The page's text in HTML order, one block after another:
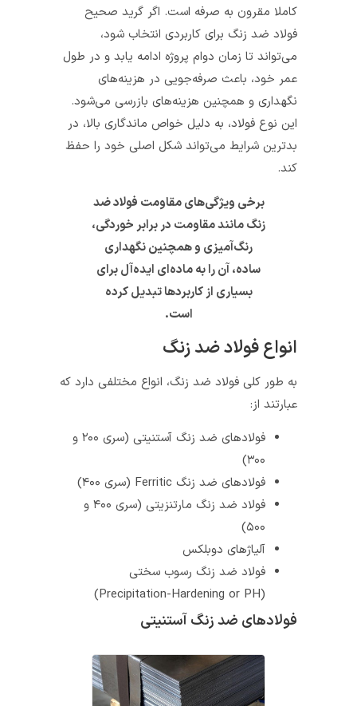
کاملا مقرون به صرفه است. اگر گرید صحیح
فولاد ضد زنگ برای کاربردی انتخاب شود،
می‌تواند تا زمان دوام پروژه ادامه یابد و در طول
عمر خود، باعث صرفه‌جویی در هزینه‌های
نگهداری و همچنین هزینه‌های بازرسی می‌شود.
این نوع فولاد، به دلیل خواص ماندگاری بالا، در
بدترین شرایط می‌تواند شکل اصلی خود را حفظ
برخی ویژگی‌های مقاومت فولاد ضد
زنگ مانند مقاومت در برابر خوردگی،
رنگ‌آمیزی و همچنین نگهداری
ساده، آن را به ماده‌ای ایده‌آل برای
بسیاری از کاربردها تبدیل کرده
انواع فولاد ضد زنگ
به طور کلی فولاد ضد زنگ، انواع مختلفی دارد که
فولادهای ضد زنگ آستنیتی (سری ۲۰۰ و
فولادهای ضد زنگ Ferritic (سری ۴۰۰)
فولاد ضد زنگ مارتنزیتی (سری ۴۰۰ و
آلیاژهای دوبلکس
فولاد ضد زنگ رسوب سختی
فولادهای ضد زنگ آستنیتی